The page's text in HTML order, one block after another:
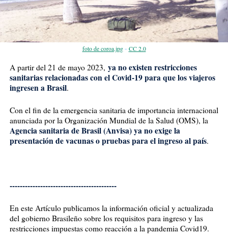
foto de coroa.jpg- CC 2.0
A partir del 21 de mayo 2023, ya no existen restricciones
sanitarias relacionadas con el Covid-19 para que los viajeros
ingresen a Brasil.
Con el fin de la emergencia sanitaria de importancia internacional
anunciada por la Organización Mundial de la Salud (OMS), la
Agencia sanitaria de Brasil (Anvisa) ya no exige la
presentación de vacunas o pruebas para el ingreso al país.
------------------------------------------
En este Artículo publicamos la información oficial y actualizada
del gobierno Brasileño sobre los requisitos para ingreso y las
restricciones impuestas como reacción a la pandemia Covid19.